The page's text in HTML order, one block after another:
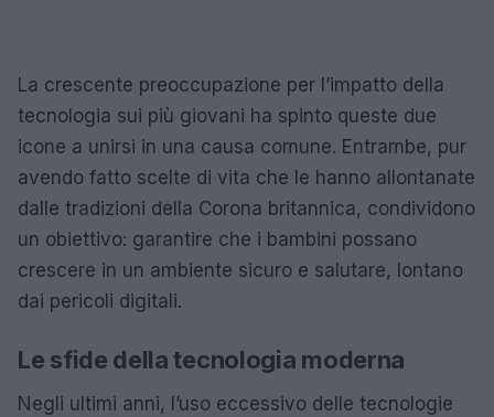
La crescente preoccupazione per l’impatto della
tecnologia sui più giovani ha spinto queste due
icone a unirsi in una causa comune. Entrambe, pur
avendo fatto scelte di vita che le hanno allontanate
dalle tradizioni della Corona britannica, condividono
un obiettivo: garantire che i bambini possano
crescere in un ambiente sicuro e salutare, lontano
dai pericoli digitali.
Le sfide della tecnologia moderna
Negli ultimi anni, l’uso eccessivo delle tecnologie